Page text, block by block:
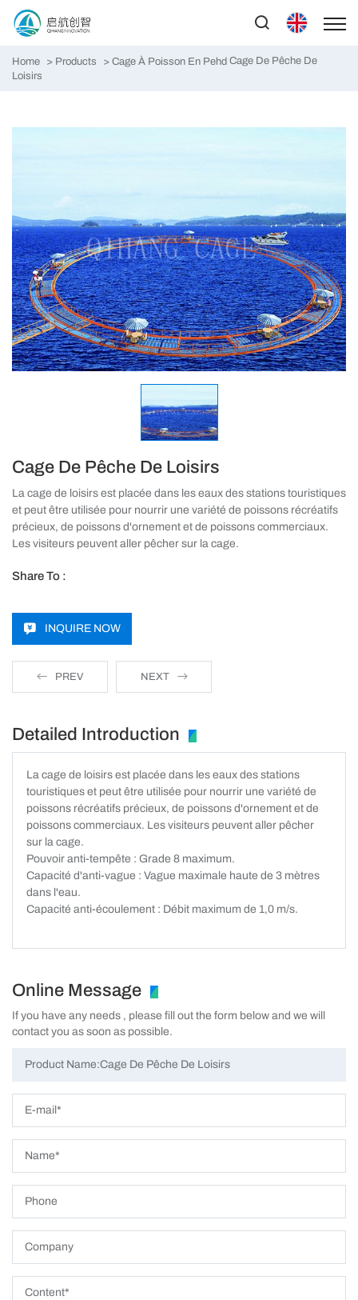
Home Products Cage À Poisson En Pehd Cage De Pêche De
Loisirs
Cage De Pêche De Loisirs
La cage de loisirs est placée dans les eaux des stations touristiques
et peut être utilisée pour nourrir une variété de poissons récréatifs
précieux, de poissons d'ornement et de poissons commerciaux.
Les visiteurs peuvent aller pêcher sur la cage.
Share To :
INQUIRE NOW
PREV NEXT
Detailed Introduction
La cage de loisirs est placée dans les eaux des stations
touristiques et peut être utilisée pour nourrir une variété de
poissons récréatifs précieux, de poissons d'ornement et de
poissons commerciaux. Les visiteurs peuvent aller pêcher
sur la cage.
Pouvoir anti-tempête : Grade 8 maximum.
Capacité d'anti-vague : Vague maximale haute de 3 mètres
dans l'eau.
Capacité anti-écoulement : Débit maximum de 1,0 m/s.
Online Message
If you have any needs , please fill out the form below and we will
contact you as soon as possible.